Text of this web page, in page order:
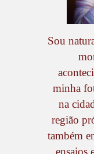
Sou
minha
na
região
também
ensaios